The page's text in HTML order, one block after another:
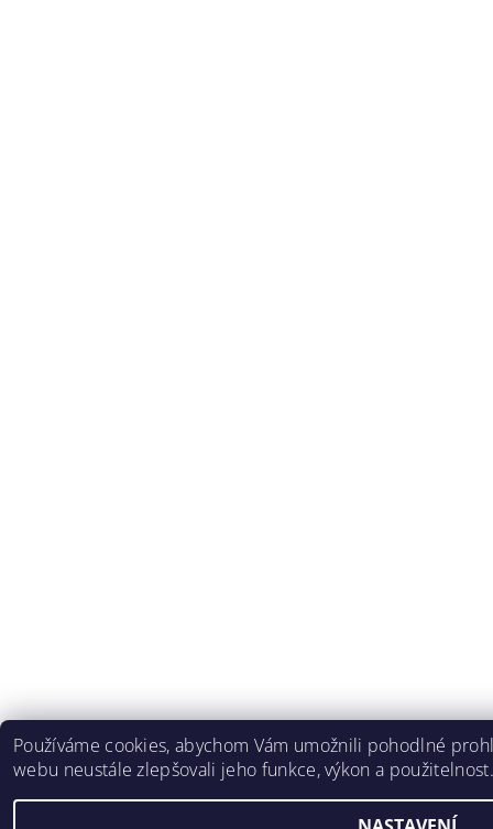
Používáme cookies, abychom Vám umožnili pohodlné
webu neustále zlepšovali jeho funkce, výkon a